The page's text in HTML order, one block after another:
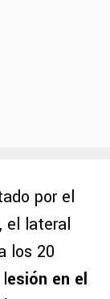
por el
el lateral
los 20
esión en el